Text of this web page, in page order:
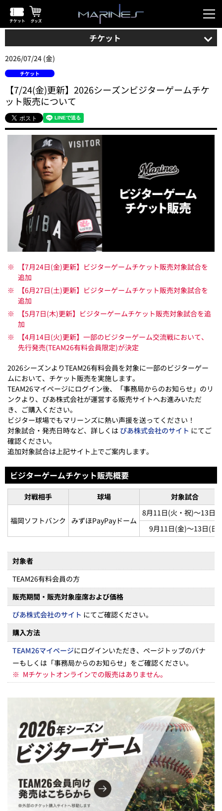
チケット
2026/07/24 (金)
チケット
【7/24(金)更新】2026シーズンビジターゲームチケ
ット販売について
※
【7月24日(金)更新】ビジターゲームチケット販売対象試合を
追加
※
【6月27日(土)更新】ビジターゲームチケット販売対象試合を
追加
※
【5月7日(木)更新】ビジターゲームチケット販売対象試合を追
加
※
【4月14日(火)更新】一部のビジターゲーム交流戦において、
先行発売(TEAM26有料会員限定)が決定
2026シーズンよりTEAM26有料会員を対象に一部のビジターゲー
ムにおいて、チケット販売を実施します。
TEAM26マイページにログイン後、「事務局からのお知らせ」のリ
ンクより、ぴあ株式会社が運営する販売サイトへお進みいただ
き、ご購入ください。
ビジター球場でもマリーンズに熱い声援を送ってください！
対象試合・発売日時など、詳しくは ぴあ株式会社のサイト にてご
確認ください。
追加対象試合は上記サイト上でご案内します。
ビジターゲームチケット販売概要
対戦相手 球場 対象試合
福岡ソフトバンク みずほPayPayドーム
8月11日(火・祝)～13日(
9月11日(金)～13日(日)
対象者
TEAM26有料会員の方
販売期間・販売対象座席および価格
ぴあ株式会社のサイト にてご確認ください。
購入方法
TEAM26マイページにログインいただき、ページトップのバナ
ーもしくは「事務局からのお知らせ」をご確認ください。
※ Mチケットオンラインでの販売はありません。